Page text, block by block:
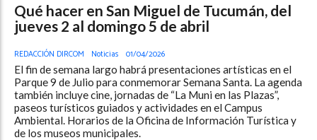
Qué hacer en San Miguel de Tucumán, del
jueves 2 al domingo 5 de abril
REDACCIÓN DIRCOM Noticias 01/04/2026
El fin de semana largo habrá presentaciones artísticas en el
Parque 9 de Julio para conmemorar Semana Santa. La agenda
también incluye cine, jornadas de “La Muni en las Plazas”,
paseos turísticos guiados y actividades en el Campus
Ambiental. Horarios de la Oficina de Información Turística y
de los museos municipales.